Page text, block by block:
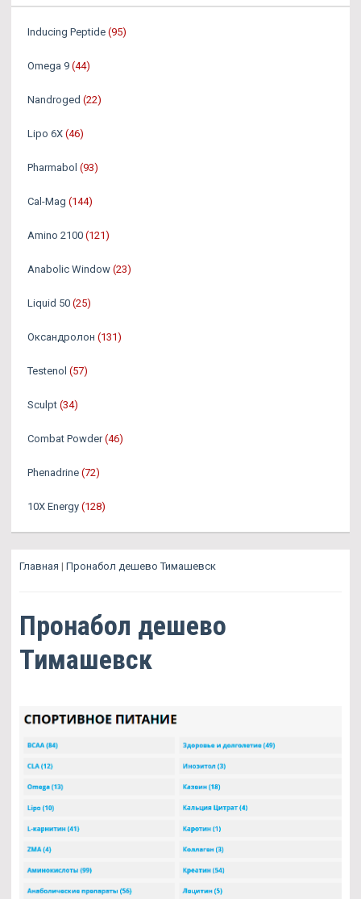
Inducing Peptide (95)
Omega 9 (44)
Nandroged (22)
Lipo 6X (46)
Pharmabol (93)
Cal-Mag (144)
Amino 2100 (121)
Anabolic Window (23)
Liquid 50 (25)
Оксандролон (131)
Testenol (57)
Sculpt (34)
Combat Powder (46)
Phenadrine (72)
10X Energy (128)
Главная | Пронабол дешево Тимашевск
Пронабол дешево
Тимашевск